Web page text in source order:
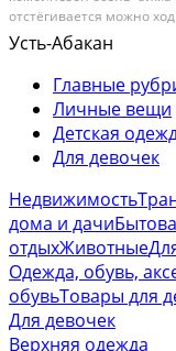
отстёгивается можно
Категория: детская
Состояние: б/у
Усть-Абакан
Главные
Личные вещи
Детская
Для девочек
Недвижимость
дома и дачи
отдыхЖивотные
Одежда, обувь,
обувьТовары для
Для девочек
Верхняя одежда